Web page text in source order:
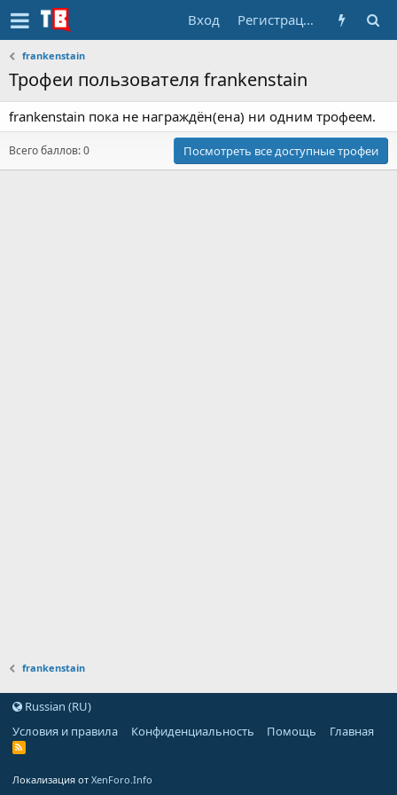
Вход Регистрация
frankenstain
Трофеи пользователя frankenstain
frankenstain пока не награждён(ена) ни одним трофеем.
Всего баллов: 0 Посмотреть все доступные трофеи
frankenstain
Russian (RU)
Условия и правила
Конфиденциальность Помощь Главная
Локализация от XenForo.Info